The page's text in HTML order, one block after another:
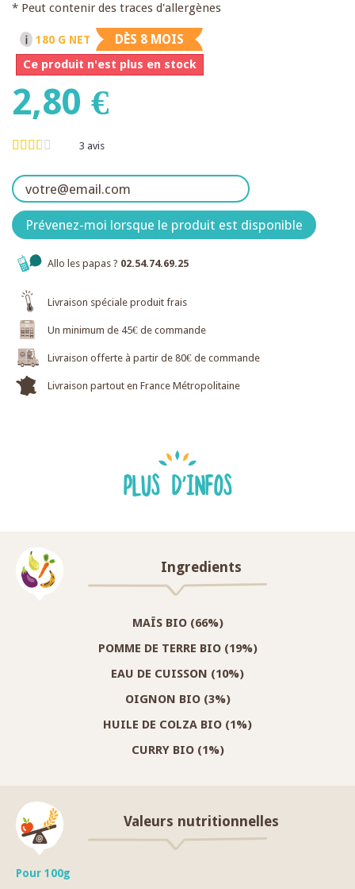
* Peut contenir des traces d'allergènes
180 G NET DÈS 8 MOIS
Ce produit n'est plus en stock
2,80 €
3 avis
Prévenez-moi lorsque le produit est disponible
Allo les papas ? 02.54.74.69.25
Livraison spéciale produit frais
Un minimum de 45€ de commande
Livraison offerte à partir de 80€ de commande
Livraison partout en France Métropolitaine
PLUS D'INFOS
Ingredients
MAÏS BIO (66%)
POMME DE TERRE BIO (19%)
EAU DE CUISSON (10%)
OIGNON BIO (3%)
HUILE DE COLZA BIO (1%)
CURRY BIO (1%)
Valeurs nutritionnelles
Pour 100g